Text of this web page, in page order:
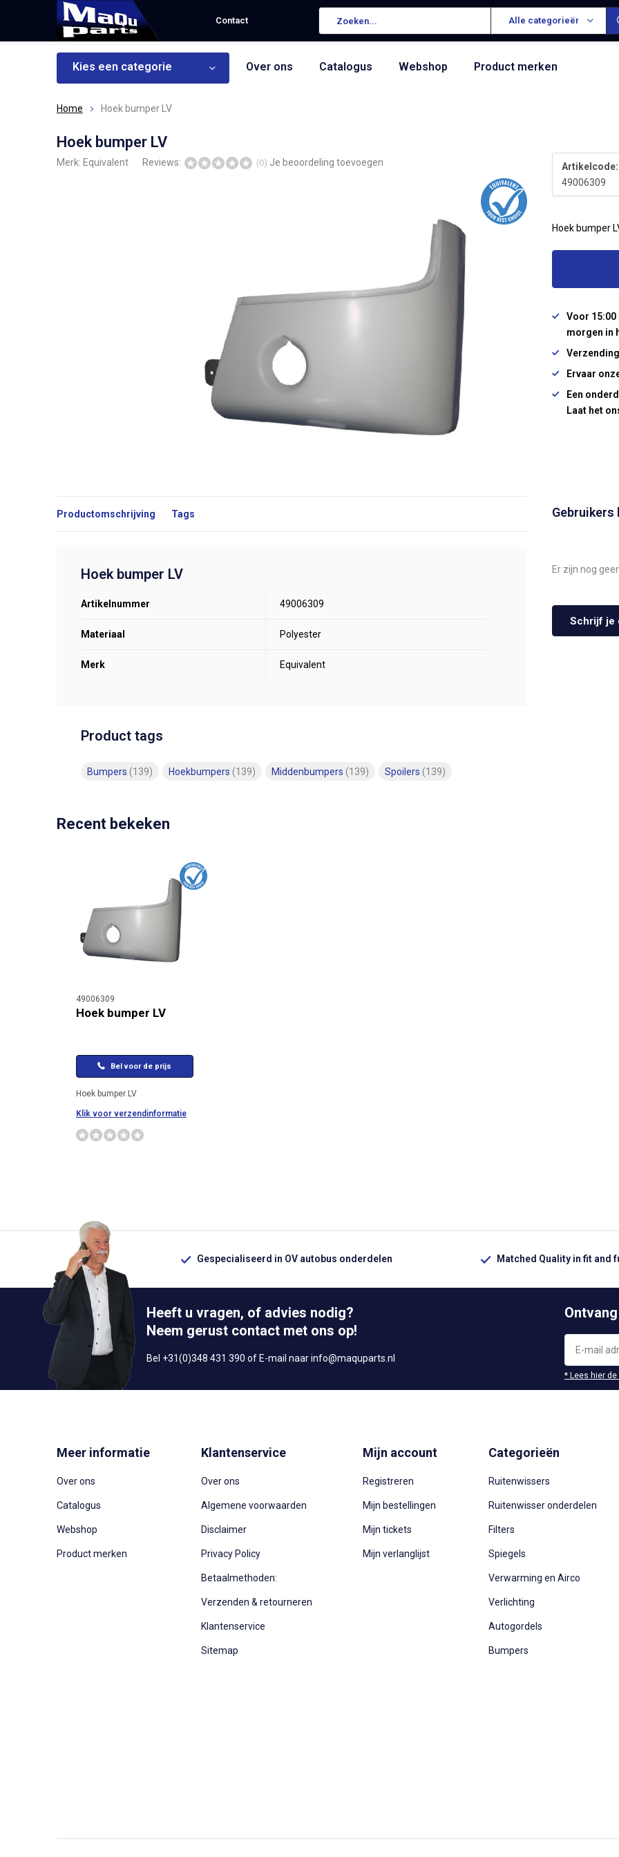
Contact Alle categorieën
Kies een categorie Over ons Catalogus Webshop Product merken
Home Hoek bumper LV
Hoek bumper LV
Merk: Equivalent Reviews: (0) Je beoordeling toevoegen
Artikelcode:
49006309
Hoek bumper
Voor 15:00
morgen in
Ervaar
Een
Laat het
Productomschrijving Tags
Hoek bumper LV
Artikelnummer 49006309
Materiaal Polyester
Merk Equivalent
Product tags
Bumpers (139) Hoekbumpers (139) Middenbumpers (139) Spoilers (139)
Gebruikers
Er zijn nog
Schrijf je
Recent bekeken
49006309
Hoek bumper LV
Bel voor de prijs
Hoek bumper LV
Klik voor verzendinformatie
Gespecialiseerd in OV autobus onderdelen Matched Quality in fit and
Heeft u vragen, of advies nodig?
Neem gerust contact met ons op!
Bel +31(0)348 431 390 of E-mail naarinfo@maquparts.nl
* Lees hier
Meer informatie
Over ons
Catalogus
Webshop
Product merken
Klantenservice
Over ons
Algemene voorwaarden
Disclaimer
Privacy Policy
Betaalmethoden:
Verzenden & retourneren
Klantenservice
Sitemap
Mijn account
Registreren
Mijn bestellingen
Mijn tickets
Mijn verlanglijst
Categorieën
Ruitenwissers
Ruitenwisser onderdelen
Filters
Spiegels
Verwarming en Airco
Verlichting
Autogordels
Bumpers